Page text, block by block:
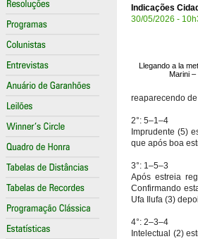
Indicações
30/05/2026 -
Llegando a la
Marini –
reaparecendo
2°: 5–1–4
Imprudente (5)
que após boa
3°: 1–5–3
Após estreia
Confirmando
Ufa Ilufa (3)
4°: 2–3–4
Intelectual (2)